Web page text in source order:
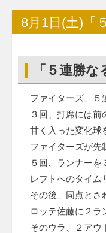
8月1日(土)「
「５連勝な
ファイターズ、５
３回、打席には前
甘く入った変化球
ファイターズが先
５回、ランナー
レフトへのタイム
その後、同点とさ
ロッテ佐藤に２ラ
そのウラ、２アウ